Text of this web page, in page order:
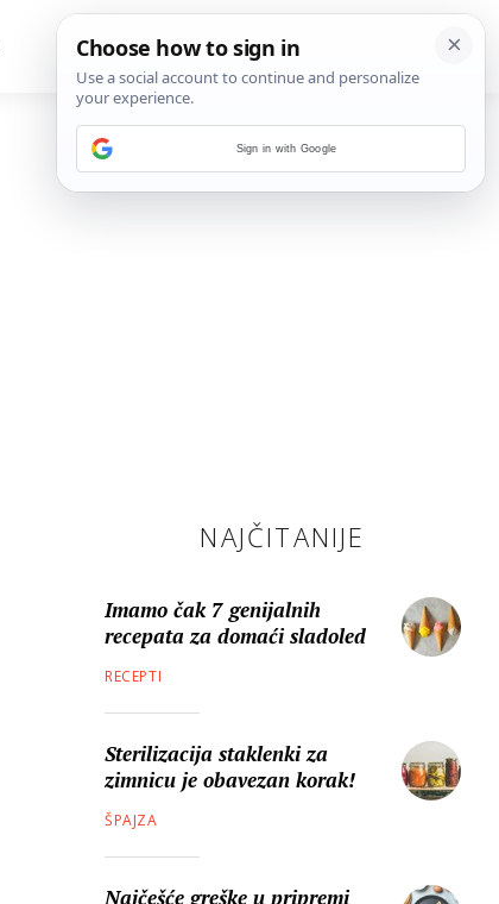
NAJČITANIJE
Imamo čak 7 genijalnih
recepata za domaći sladoled
RECEPTI
Sterilizacija staklenki za
zimnicu je obavezan korak!
ŠPAJZA
Najčešće greške u pripremi
Sign in with Google